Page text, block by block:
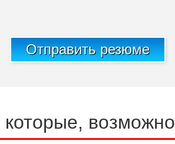
Отправить резюме